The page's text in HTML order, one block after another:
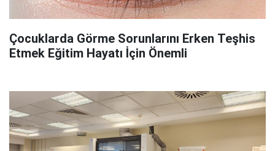
Çocuklarda Görme Sorunlarını Erken Teşhis
Etmek Eğitim Hayatı İçin Önemli